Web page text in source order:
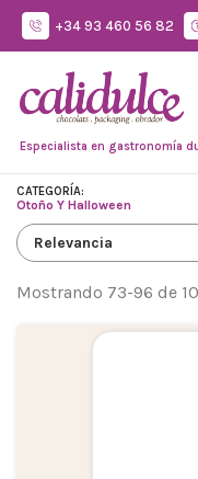
+34 93 460 56 82
Especialista en gastronomía
CATEGORÍA:
Otoño Y Halloween
Relevancia
Mostrando 73-96 de